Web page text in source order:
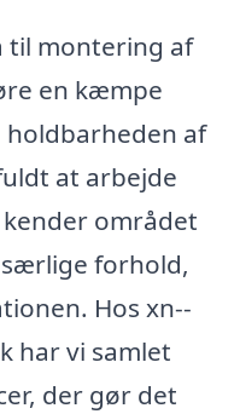
til montering af
en kæmpe
af
at arbejde
området
forhold,
Hos xn--
har vi samlet
der gør det